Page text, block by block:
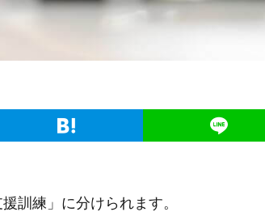
訓練」に分けられます。